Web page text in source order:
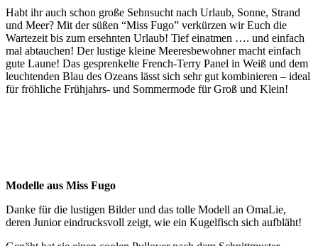
Habt ihr auch schon große Sehnsucht nach Urlaub, Sonne, Strand
und Meer? Mit der süßen “Miss Fugo” verkürzen wir Euch die
Wartezeit bis zum ersehnten Urlaub! Tief einatmen …. und einfach
mal abtauchen! Der lustige kleine Meeresbewohner macht einfach
gute Laune! Das gesprenkelte French-Terry Panel in Weiß und dem
leuchtenden Blau des Ozeans lässt sich sehr gut kombinieren – ideal
für fröhliche Frühjahrs- und Sommermode für Groß und Klein!
Modelle aus Miss Fugo
Danke für die lustigen Bilder und das tolle Modell an OmaLie,
deren Junior eindrucksvoll zeigt, wie ein Kugelfisch sich aufbläht!